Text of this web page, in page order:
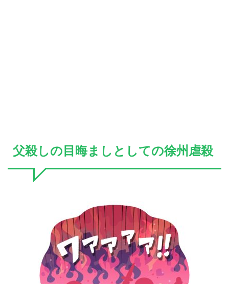
父殺しの目晦ましとしての徐州虐殺